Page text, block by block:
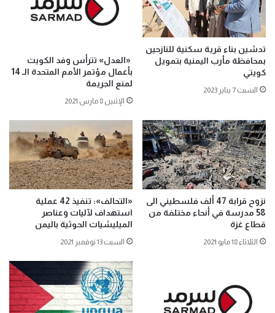
تدشين بناء قرية سكنية للنازحين
بمحافظة مأرب اليمنية بتمويل
كويتي
السبت 7 يناير 2023
«العدل» تترأس وفد الكويت
بأعمال مؤتمر الأمم المتحدة الـ 14
لمنع الجريمة
الإثنين 8 مارس 2021
نزوح قرابة 47 ألف فلسطيني الى
58 مدرسة في أنحاء مختلفة من
قطاع غزة
الثلاثاء 18 مايو 2021
«التحالف»: تنفيذ 42 عملية
استهداف لآليات وعناصر
الميليشيات الحوثية باليمن
السبت 13 نوفمبر 2021